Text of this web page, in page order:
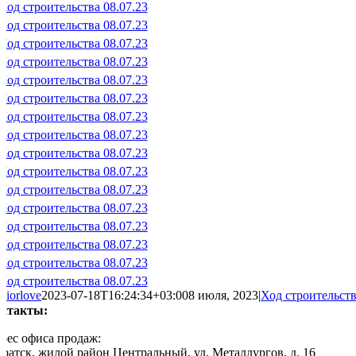
iorlove2023-07-18T16:24:34+03:008 июля, 2023|Ход
офиса продаж:
жилой район Центральный, ул. Металлургов, д. 16